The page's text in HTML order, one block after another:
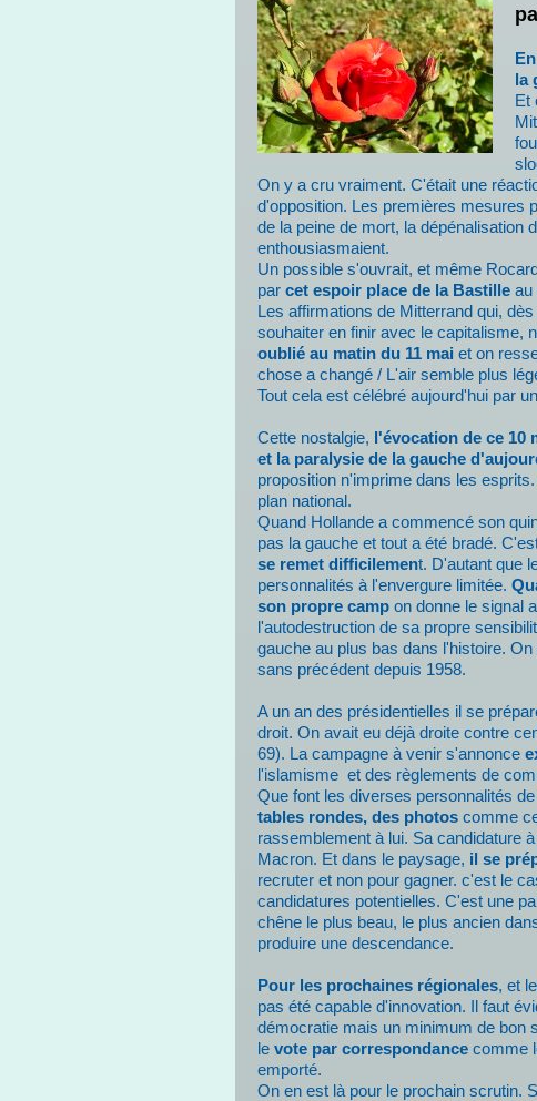
la
Et
On y a cru vraiment. C'était une
d'opposition. Les premières mesures
de la peine de mort, la dépénalisation
enthousiasmaient.
Un possible s'ouvrait, et même
par cet espoir place de la Bastille au
Les affirmations de Mitterrand qui,
souhaiter en finir avec le capitalisme,
oublié au matin du 11 mai et on
chose a changé / L'air semble plus
Tout cela est célébré aujourd'hui par
Cette nostalgie, l'évocation de ce
et la paralysie de la gauche
proposition n'imprime dans les
plan national.
Quand Hollande a commencé son
pas la gauche et tout a été bradé.
se remet difficilement. D'autant que
personnalités à l'envergure limitée.
son propre camp on donne le signal
l'autodestruction de sa propre
gauche au plus bas dans l'histoire.
sans précédent depuis 1958.
A un an des présidentielles il se
droit. On avait eu déjà droite contre
69). La campagne à venir s'annonce
l'islamisme et des règlements de
Que font les diverses personnalités
tables rondes, des photos comme
rassemblement à lui. Sa candidature
Macron. Et dans le paysage, il se
recruter et non pour gagner. c'est le
candidatures potentielles. C'est une
chêne le plus beau, le plus ancien
produire une descendance.
Pour les prochaines régionales, et
pas été capable d'innovation. Il faut
démocratie mais un minimum de bon
le vote par correspondance comme
emporté.
On en est là pour le prochain scrutin.